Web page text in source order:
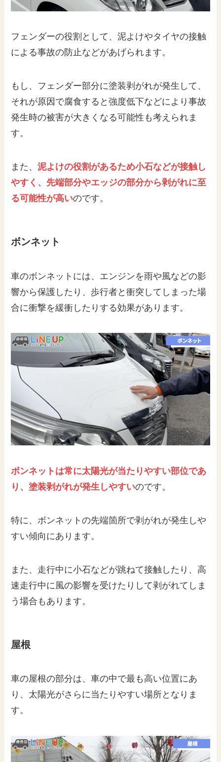
フェンダーの役割として、泥よけやタイヤの接触
による事故の防止などがあげられます。
もし、フェンダー部分に塗装剥がれが発生して、
それが原因で腐食すると強度低下などにより事故
発生時の被害が大きくなる可能性も考えられま
す。
また、泥よけの役割があるため小石などが接触し
やすく、先端部分やエッジの部分から剥がれに至
る可能性が高いのです。
ボンネット
車のボンネットには、エンジンを雨や風などの影
響から保護したり、歩行者と衝突してしまった場
合に衝撃を緩衝したりする効果があります。
ボンネットは常に太陽光が当たりやすい部位であ
り、塗装剥がれが発生しやすいのです。
特に、ボンネットの先端箇所で剥がれが発生しや
すい傾向にあります。
また、走行中に小石などが跳ねて接触したり、高
速走行中に風の影響を受けたりして剥がれてしま
う場合もあります。
屋根
車の屋根の部分は、車の中で最も高い位置にあ
り、太陽光がさらに当たりやすい場所となりま
す。